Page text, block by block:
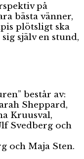
på
bästa vänner,
plötsligt ska
själv en stund,
består av:
Sheppard,
Kruusval,
Svedberg och
och Maja Sten.